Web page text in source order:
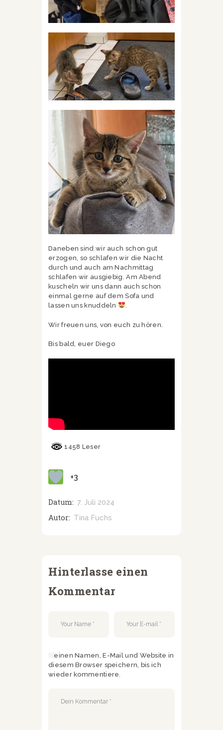
Daneben sind wir auch schon gut
erzogen, so schlafen wir die Nacht
durch und auch am Nachmittag
schlafen wir ausgiebig. Am Abend
kuscheln wir uns dann auch schon
einmal gerne auf dem Sofa und
lassen uns knuddeln
.
Wir freuen uns, von euch zu hören.
Bis bald, euer Diego
1458 Leser
+3
Datum: 7. Juli 2024
Autor: Tina Fuchs
Hinterlasse einen
Kommentar
Meinen Namen, E-Mail und Website in
diesem Browser speichern, bis ich
wieder kommentiere.